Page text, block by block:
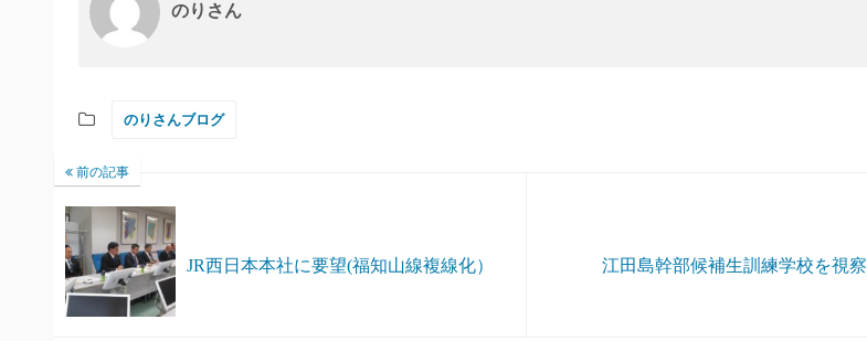
のりさん
のりさんブログ
前の記事
JR西日本本社に要望(福知山線複線化） 江田島幹部候補生訓練学校を視察